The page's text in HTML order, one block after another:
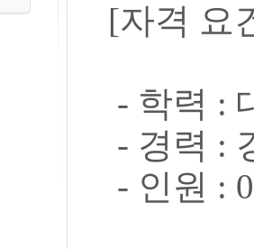
[자격 요
- 학력 :
- 경력 :
- 인원 :